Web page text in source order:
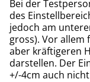
Bei der
des
jedoch am
gross). Vor
aber kräftigeren
darstellen. Der
+/-4cm auch